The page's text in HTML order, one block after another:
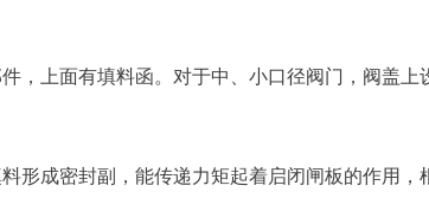
，上面有填料函。对于中、小口径阀门，阀盖上
形成密封副，能传递力矩起着启闭闸板的作用，